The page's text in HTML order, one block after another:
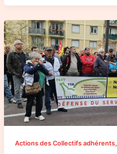
Actions des Collectifs adhérents,
Retour
sur
la
mobilisation
historique
du
13
octobre
2025
à
Rouen
pour
le
rail
public